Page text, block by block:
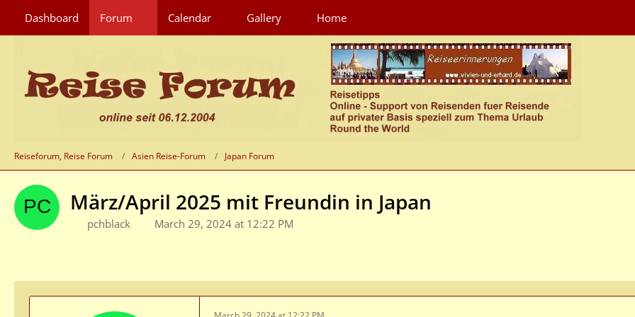
Dashboard Forum Calendar Gallery Home
Reiseforum, Reise Forum Asien Reise-Forum Japan Forum
März/April 2025 mit Freundin in Japan
pchblack March 29, 2024 at 12:22 PM